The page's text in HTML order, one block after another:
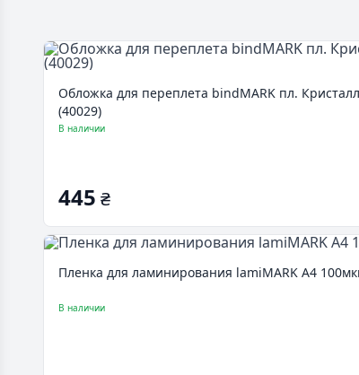
Обложка для переплета bindMARK пл.
(40029)
В наличии
445 ₴
Пленка для ламинирования lamiMARK А4
В наличии